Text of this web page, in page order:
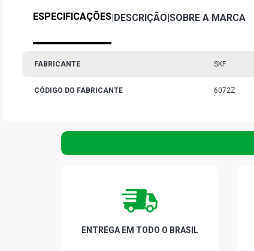
ESPECIFICAÇÕES|DESCRIÇÃO|SOBRE A MARCA
FABRICANTE SKF
CÓDIGO DO FABRICANTE 6072Z
ENTREGA EM TODO O BRASIL